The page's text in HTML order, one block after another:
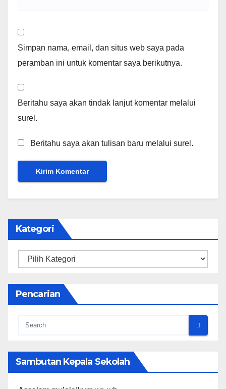
Simpan nama, email, dan situs web saya pada
peramban ini untuk komentar saya berikutnya.
Beritahu saya akan tindak lanjut komentar melalui
surel.
Beritahu saya akan tulisan baru melalui surel.
Kategori
Kategori
Pencarian
Sambutan Kepala Sekolah